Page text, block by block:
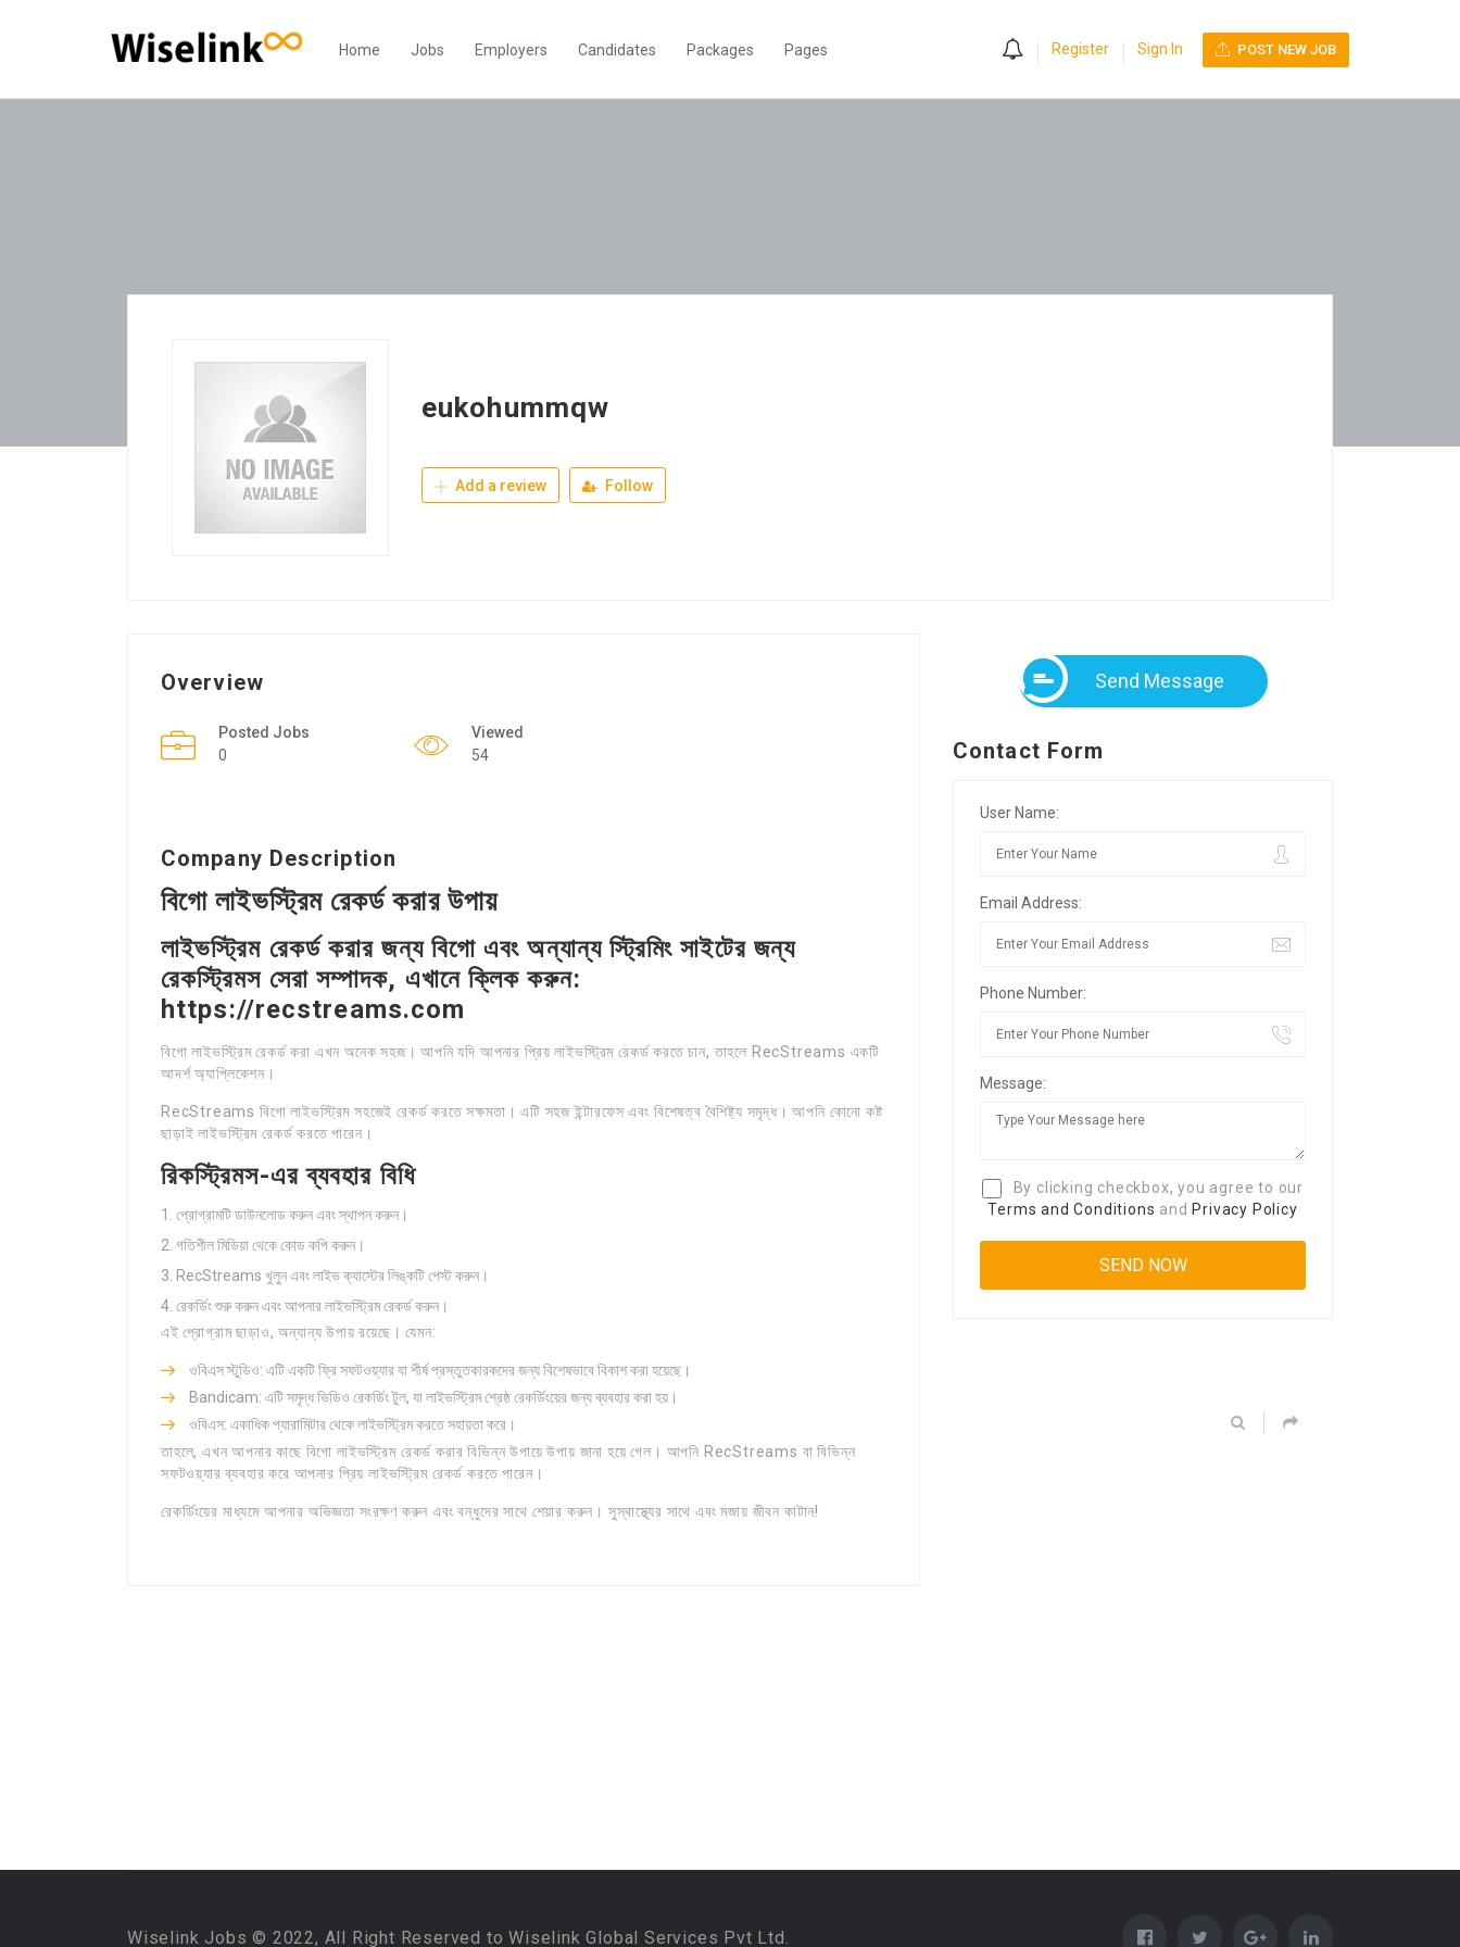
Home Jobs Employers Candidates Packages Pages Register Sign In POST NEW JOB
eukohummqw
Add a review Follow
Overview
Posted Jobs
0
Viewed
54
Company Description
বিগো লাইভস্ট্রিম রেকর্ড করার উপায়
লাইভস্ট্রিম রেকর্ড করার জন্য বিগো এবং অন্যান্য স্ট্রিমিং সাইটের জন্য
রেকস্ট্রিমস সেরা সম্পাদক, এখানে ক্লিক করুন:
https://recstreams.com
বিগো লাইভস্ট্রিম রেকর্ড করা এখন অনেক সহজ। আপনি যদি আপনার প্রিয় লাইভস্ট্রিম রেকর্ড করতে চান, তাহলে RecStreams একটি
আদর্শ অ্যাপ্লিকেশন।
RecStreams বিগো লাইভস্ট্রিম সহজেই রেকর্ড করতে সক্ষমতা। এটি সহজ ইন্টারফেস এবং বিশেষত্ব বৈশিষ্ট্য সমৃদ্ধ। আপনি কোনো কষ্ট
ছাড়াই লাইভস্ট্রিম রেকর্ড করতে পারেন।
রিকস্ট্রিমস-এর ব্যবহার বিধি
প্রোগ্রামটি ডাউনলোড করুন এবং স্থাপন করুন।
গতিশীল মিডিয়া থেকে কোড কপি করুন।
RecStreams খুলুন এবং লাইভ ক্যাস্টের লিঙ্কটি পেস্ট করুন।
রেকর্ডিং শুরু করুন এবং আপনার লাইভস্ট্রিম রেকর্ড করুন।
এই প্রোগ্রাম ছাড়াও, অন্যান্য উপায় রয়েছে। যেমন:
ওবিএস স্টুডিও: এটি একটি ফ্রি সফটওয়্যার যা শীর্ষ প্রস্তুতকারকদের জন্য বিশেষভাবে বিকাশ করা হয়েছে।
Bandicam: এটি সমৃদ্ধ ভিডিও রেকর্ডিং টুল, যা লাইভস্ট্রিম শ্রেষ্ঠ রেকর্ডিংয়ের জন্য ব্যবহার করা হয়।
ওবিএস: একাধিক প্যারামিটার থেকে লাইভস্ট্রিম করতে সহায়তা করে।
তাহলে, এখন আপনার কাছে বিগো লাইভস্ট্রিম রেকর্ড করার বিভিন্ন উপায়ে উপায় জানা হয়ে গেল। আপনি RecStreams বা বিভিন্ন
সফটওয়্যার ব্যবহার করে আপনার প্রিয় লাইভস্ট্রিম রেকর্ড করতে পারেন।
রেকর্ডিংয়ের মাধ্যমে আপনার অভিজ্ঞতা সংরক্ষণ করুন এবং বন্ধুদের সাথে শেয়ার করুন। সুস্বাস্থ্যের সাথে এবং মজায় জীবন কাটান!
Send Message
Contact Form
User Name:
Email Address:
Phone Number:
Message:
By clicking checkbox, you agree to our
Terms and Conditions and Privacy Policy
Wiselink Jobs © 2022, All Right Reserved to Wiselink Global Services Pvt Ltd.